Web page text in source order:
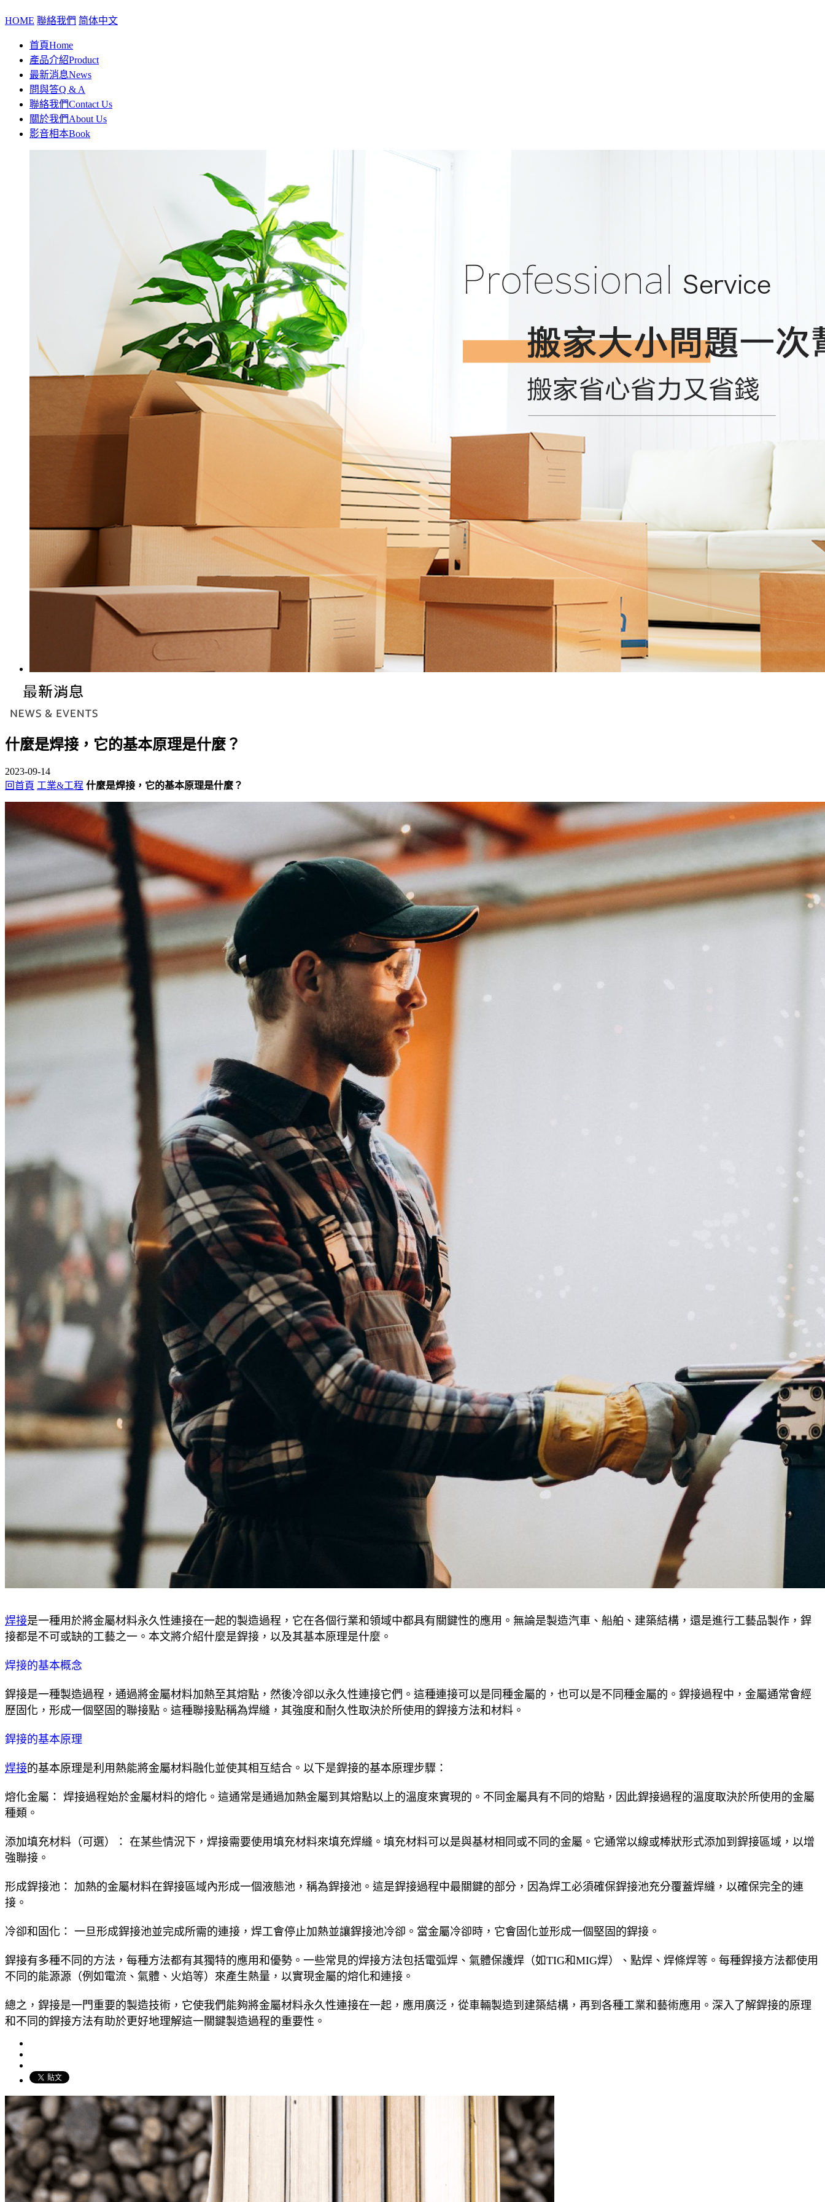
HOME 聯絡我們 简体中文
首頁Home
產品介紹Product
最新消息News
問與答Q & A
聯絡我們Contact Us
關於我們About Us
影音相本Book
什麼是焊接，它的基本原理是什麼？
2023-09-14
回首頁 工業&工程 什麼是焊接，它的基本原理是什麼？
焊接是一種用於將金屬材料永久性連接在一起的製造過程，它在各個行業和領域中都具有關鍵性的應用。無論是製造汽車、船舶、建築結構，還是進行工藝品製作，銲
接都是不可或缺的工藝之一。本文將介紹什麼是銲接，以及其基本原理是什麼。
焊接的基本概念
銲接是一種製造過程，通過將金屬材料加熱至其熔點，然後冷卻以永久性連接它們。這種連接可以是同種金屬的，也可以是不同種金屬的。銲接過程中，金屬通常會經
歷固化，形成一個堅固的聯接點。這種聯接點稱為焊縫，其強度和耐久性取決於所使用的銲接方法和材料。
銲接的基本原理
焊接的基本原理是利用熱能將金屬材料融化並使其相互結合。以下是銲接的基本原理步驟：
熔化金屬： 焊接過程始於金屬材料的熔化。這通常是通過加熱金屬到其熔點以上的溫度來實現的。不同金屬具有不同的熔點，因此銲接過程的溫度取決於所使用的金屬
種類。
添加填充材料（可選）： 在某些情況下，焊接需要使用填充材料來填充焊縫。填充材料可以是與基材相同或不同的金屬。它通常以線或棒狀形式添加到銲接區域，以增
強聯接。
形成銲接池： 加熱的金屬材料在銲接區域內形成一個液態池，稱為銲接池。這是銲接過程中最關鍵的部分，因為焊工必須確保銲接池充分覆蓋焊縫，以確保完全的連
接。
冷卻和固化： 一旦形成銲接池並完成所需的連接，焊工會停止加熱並讓銲接池冷卻。當金屬冷卻時，它會固化並形成一個堅固的銲接。
銲接有多種不同的方法，每種方法都有其獨特的應用和優勢。一些常見的焊接方法包括電弧焊、氣體保護焊（如TIG和MIG焊）、點焊、焊條焊等。每種銲接方法都使用
不同的能源源（例如電流、氣體、火焰等）來產生熱量，以實現金屬的熔化和連接。
總之，銲接是一門重要的製造技術，它使我們能夠將金屬材料永久性連接在一起，應用廣泛，從車輛製造到建築結構，再到各種工業和藝術應用。深入了解銲接的原理
和不同的銲接方法有助於更好地理解這一關鍵製造過程的重要性。